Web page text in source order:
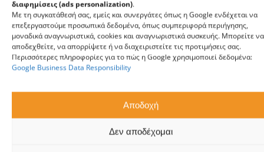
διαφημίσεις (ads personalization).
Με τη συγκατάθεσή σας, εμείς και συνεργάτες όπως η Google ενδέχεται να
επεξεργαστούμε προσωπικά δεδομένα, όπως συμπεριφορά περιήγησης,
μοναδικά αναγνωριστικά, cookies και αναγνωριστικά συσκευής. Μπορείτε να
αποδεχθείτε, να απορρίψετε ή να διαχειριστείτε τις προτιμήσεις σας.
Περισσότερες πληροφορίες για το πώς η Google χρησιμοποιεί δεδομένα:
Google Business Data Responsibility
Αποδοχή
Δεν αποδέχομαι
ΑΠΑΝΤΉΣΕΙΣ ΣΕ ΣΥΧΝΈΣ ΕΡΩΤΉΣΕΙΣ